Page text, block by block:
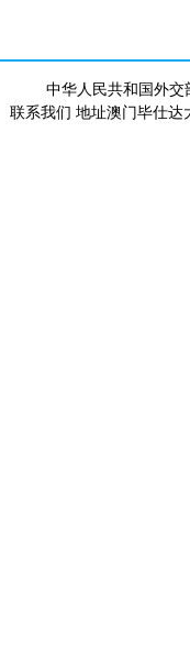
中华人民共和国外
联系我们 地址澳门毕仕